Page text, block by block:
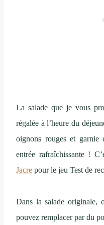
La salade que je vous
régalée à l’heure du
oignons rouges et garnie
entrée rafraîchissante !
Jacre pour le jeu Test de
Dans la salade originale,
pouvez remplacer par du